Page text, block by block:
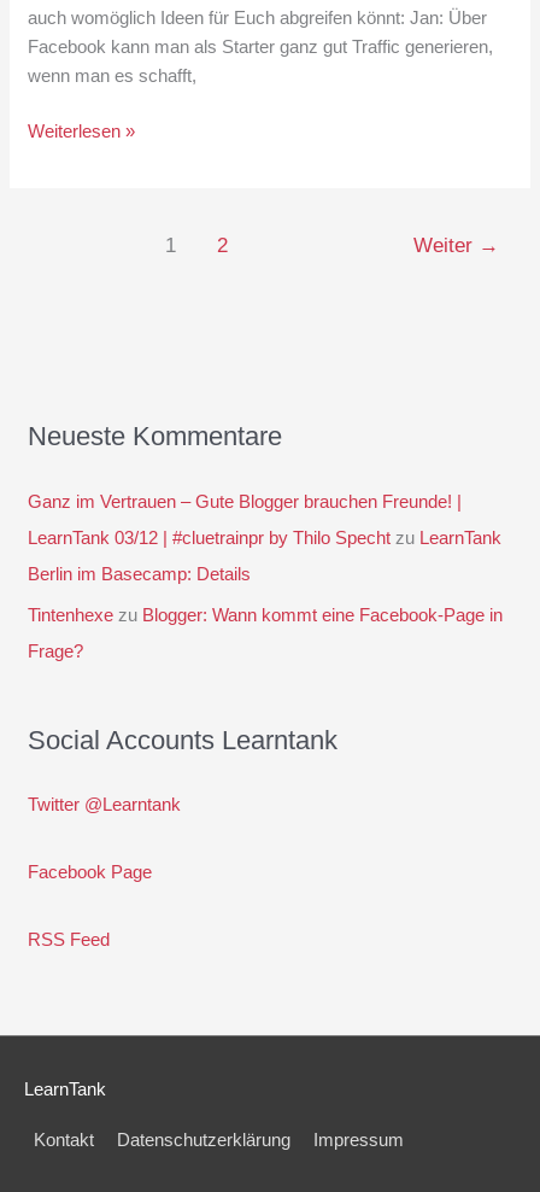
auch womöglich Ideen für Euch abgreifen könnt: Jan: Über
Facebook kann man als Starter ganz gut Traffic generieren,
wenn man es schafft,
Blogger:
Weiterlesen »
1 2 Weiter →
Neueste Kommentare
Ganz im Vertrauen – Gute Blogger brauchen Freunde! |
LearnTank 03/12 | #cluetrainpr by Thilo Specht zu LearnTank
Berlin im Basecamp: Details
Tintenhexe zu Blogger: Wann kommt eine Facebook-Page in
Frage?
Social Accounts Learntank
Twitter @Learntank
Facebook Page
RSS Feed
LearnTank
Kontakt Datenschutzerklärung Impressum